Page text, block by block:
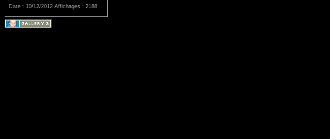
Date : 10/12/2012 Affichages : 2188